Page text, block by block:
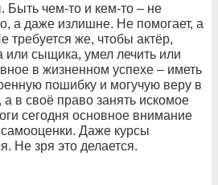
Быть чем-то и кем-то – не
а даже излишне. Не помогает, а
требуется же, чтобы актёр,
сыщика, умел лечить или
в жизненном успехе – иметь
пошибку и могучую веру в
в своё право занять искомое
сегодня основное внимание
Даже курсы
Не зря это делается.